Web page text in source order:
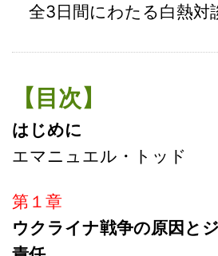
全3日間にわたる白熱対
【目次】
はじめに
エマニュエル・トッド
第１章
ウクライナ戦争の原因と